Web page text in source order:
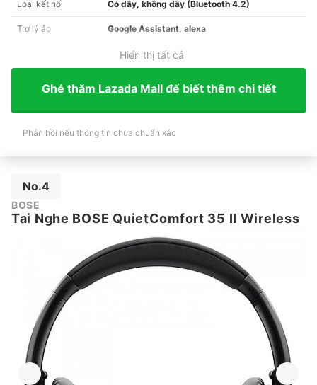
Loại kết nối Có dây, không dây (Bluetooth 4.2)
Trợ lý ảo Google Assistant, alexa
Hiển thị tất cả
Ghé thăm Lazada Mall để biết thêm chi tiết
Phản hồi nếu thông tin chưa chuẩn xác
No.4
BOSE
Tai Nghe BOSE QuietComfort 35 II Wireless